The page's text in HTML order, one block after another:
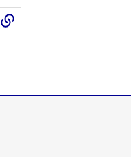
LinkedInpar email